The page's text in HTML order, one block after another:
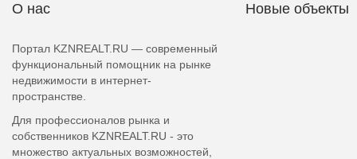
О нас
Портал KZNREALT.RU — современный
функциональный помощник на рынке
недвижимости в интернет-
пространстве.
Для профессионалов рынка и
собственников KZNREALT.RU - это
множество актуальных возможностей,
Новые объекты